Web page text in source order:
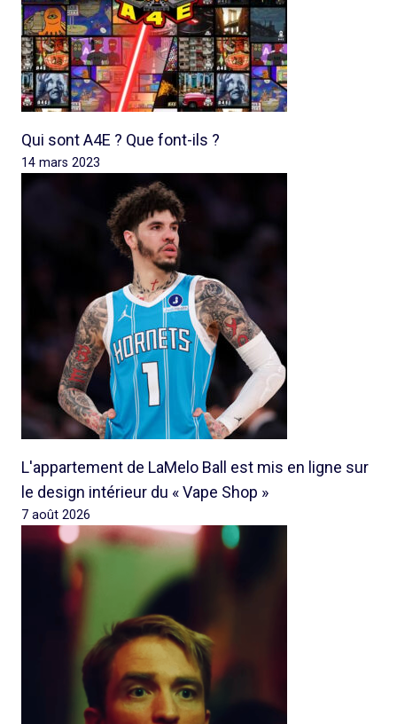
Qui sont A4E ? Que font-ils ?
14 mars 2023
L'appartement de LaMelo Ball est mis en ligne sur
le design intérieur du « Vape Shop »
7 août 2026